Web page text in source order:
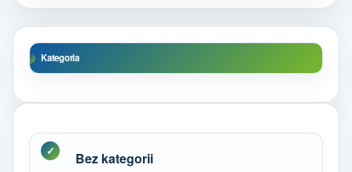
Kategoria
Bez kategorii